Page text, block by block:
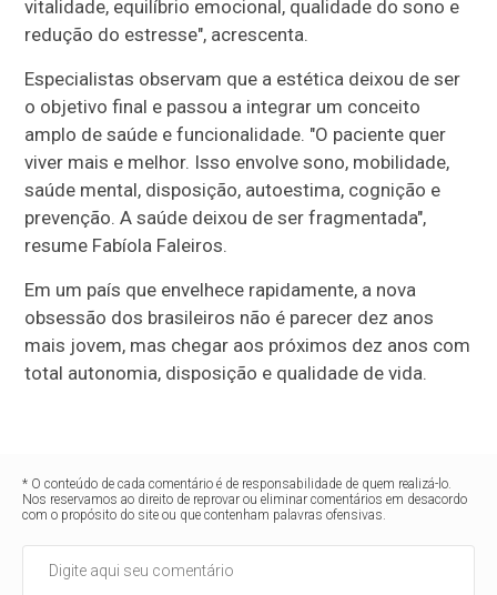
vitalidade, equilíbrio emocional, qualidade do sono e
redução do estresse", acrescenta.
Especialistas observam que a estética deixou de ser
o objetivo final e passou a integrar um conceito
amplo de saúde e funcionalidade. "O paciente quer
viver mais e melhor. Isso envolve sono, mobilidade,
saúde mental, disposição, autoestima, cognição e
prevenção. A saúde deixou de ser fragmentada",
resume Fabíola Faleiros.
Em um país que envelhece rapidamente, a nova
obsessão dos brasileiros não é parecer dez anos
mais jovem, mas chegar aos próximos dez anos com
total autonomia, disposição e qualidade de vida.
* O conteúdo de cada comentário é de responsabilidade de quem realizá-lo.
Nos reservamos ao direito de reprovar ou eliminar comentários em desacordo
com o propósito do site ou que contenham palavras ofensivas.